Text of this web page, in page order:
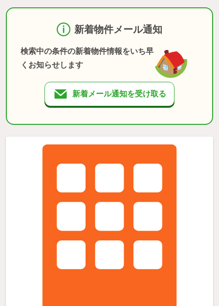
新着物件メール通知
検索中の条件の新着物件情報をいち早
くお知らせします
新着メール通知を受け取る